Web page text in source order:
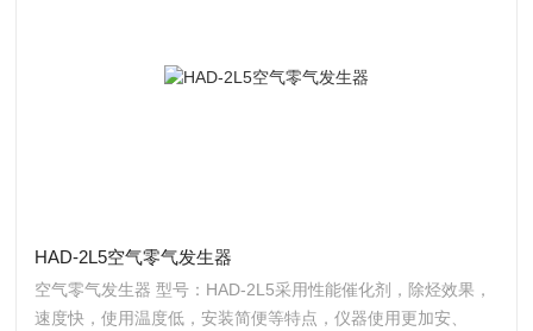
HAD-2L5空气零气发生器
空气零气发生器 型号：HAD-2L5采用性能催化剂，除烃效果，
速度快，使用温度低，安装简便等特点，仪器使用更加安、